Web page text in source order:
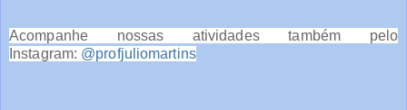
Acompanhe nossas atividades também pelo
Instagram: @profjuliomartins